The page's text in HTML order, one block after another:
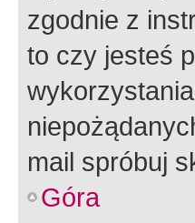
zgodnie z
to czy jesteś
mail spróbuj
Góra